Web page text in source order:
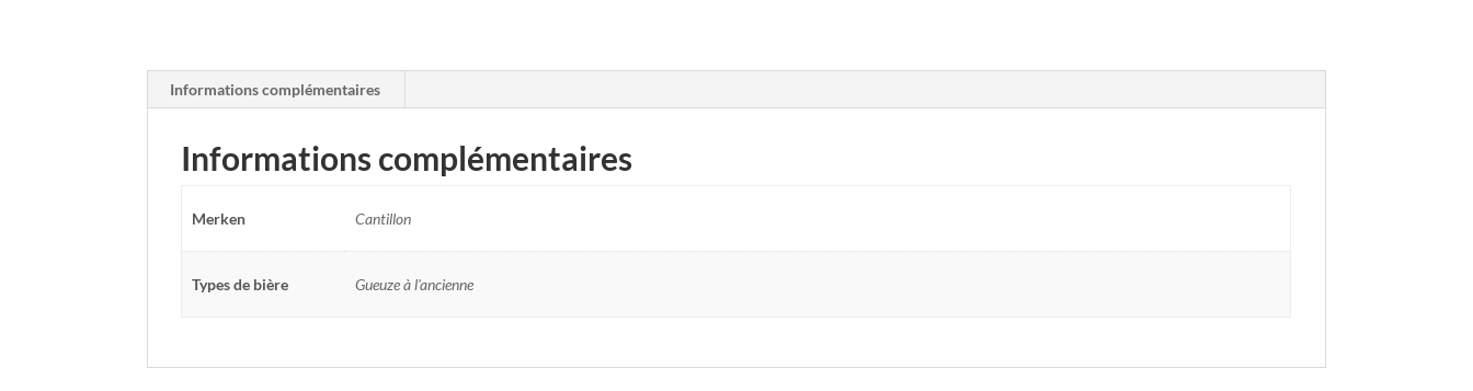
Informations complémentaires
Informations complémentaires
Merken Cantillon
Types de bière Gueuze à l'ancienne